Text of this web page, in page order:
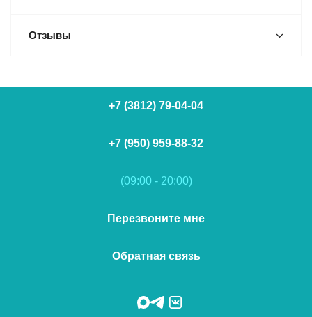
Отзывы
+7 (3812) 79-04-04
+7 (950) 959-88-32
(09:00 - 20:00)
Перезвоните мне
Обратная связь